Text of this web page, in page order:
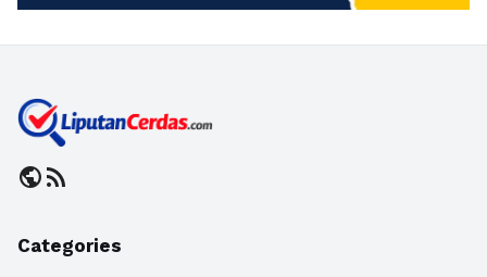
publicrss_feed
Categories